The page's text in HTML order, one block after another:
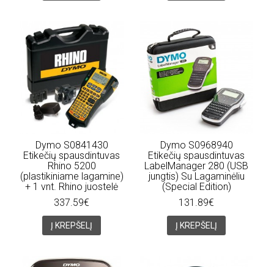
Dymo S0841430
Etikečių spausdintuvas
Rhino 5200
(plastikiniame lagamine)
+ 1 vnt. Rhino juostelė
337.59€
Į KREPŠELĮ
Dymo S0968940
Etikečių spausdintuvas
LabelManager 280 (USB
jungtis) Su Lagaminėliu
(Special Edition)
131.89€
Į KREPŠELĮ